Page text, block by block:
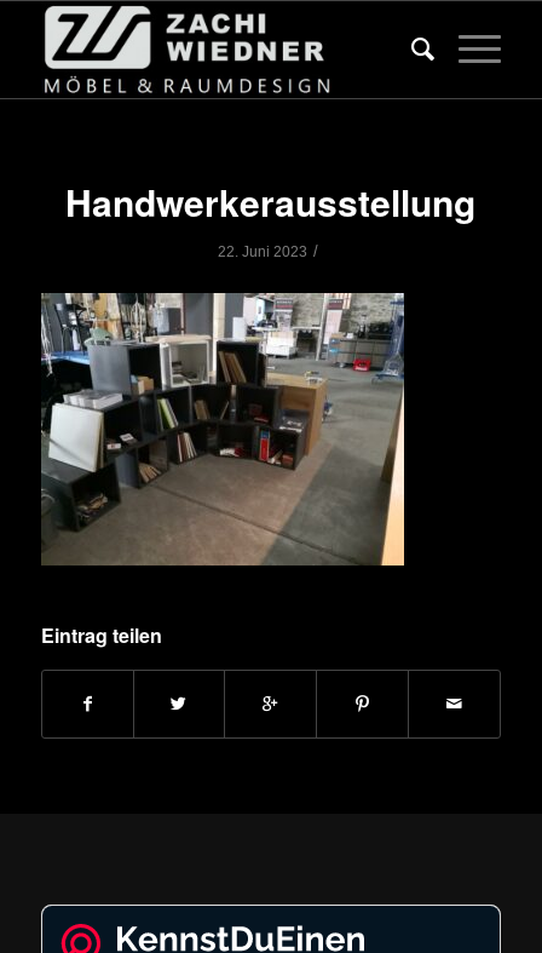
Handwerkerausstellung
22. Juni 2023 /
Eintrag teilen